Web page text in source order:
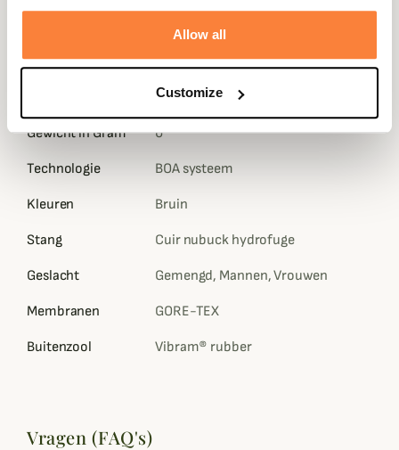
Allow all
Customize
chaussure.
Gegevensblad
Gewicht in Gram 0
Technologie BOA systeem
Kleuren Bruin
Stang Cuir nubuck hydrofuge
Geslacht Gemengd, Mannen, Vrouwen
Membranen GORE-TEX
Buitenzool Vibram® rubber
Vragen (FAQ's)